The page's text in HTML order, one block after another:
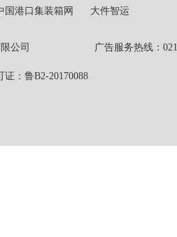
国港口集装箱网
大件智运
有限公司 广告服务热线：021-
：鲁B2-20170088